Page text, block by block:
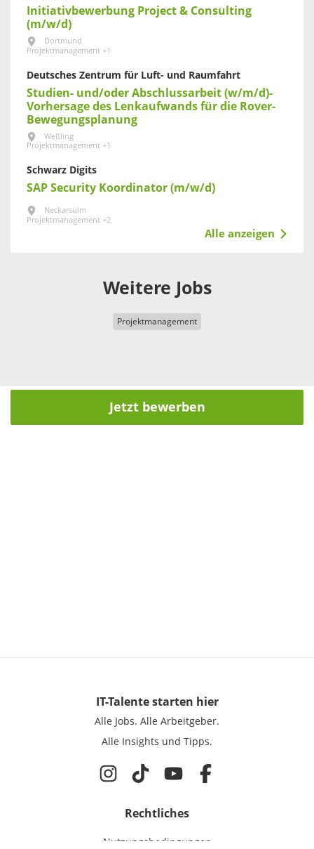
Initiativbewerbung Project & Consulting
(m/w/d)
Dortmund
Projektmanagement +1
Deutsches Zentrum für Luft- und Raumfahrt
Studien- und/oder Abschlussarbeit (w/m/d)-
Vorhersage des Lenkaufwands für die Rover-
Bewegungsplanung
Weßling
Projektmanagement +1
Schwarz Digits
SAP Security Koordinator (m/w/d)
Neckarsulm
Projektmanagement +2
Alle anzeigen
Weitere Jobs
Projektmanagement
Jetzt bewerben
IT-Talentestarten hier
Alle Jobs. Alle Arbeitgeber.
Alle Insights und Tipps.
Rechtliches
Nutzungsbedingungen